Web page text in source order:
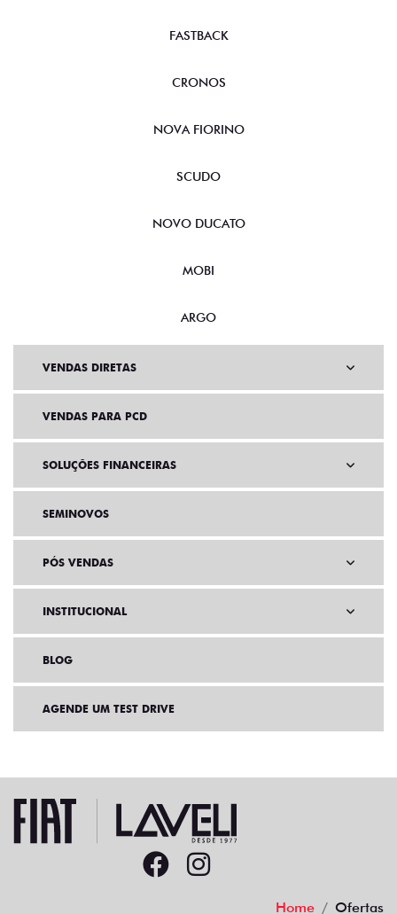
FASTBACK
CRONOS
NOVA FIORINO
SCUDO
NOVO DUCATO
MOBI
ARGO
VENDAS DIRETAS
VENDAS PARA PCD
SOLUÇÕES FINANCEIRAS
SEMINOVOS
PÓS VENDAS
INSTITUCIONAL
BLOG
AGENDE UM TEST DRIVE
Home Ofertas